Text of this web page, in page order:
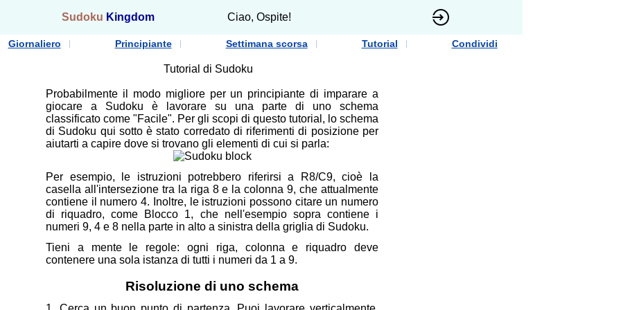
Sudoku Kingdom Ciao, Ospite!
Giornaliero Principiante Settimana scorsa Tutorial Condividi
Tutorial di Sudoku
Probabilmente il modo migliore per un principiante di imparare a
giocare a Sudoku è lavorare su una parte di uno schema
classificato come "Facile". Per gli scopi di questo tutorial, lo schema
di Sudoku qui sotto è stato corredato di riferimenti di posizione per
aiutarti a capire dove si trovano gli elementi di cui si parla:
Per esempio, le istruzioni potrebbero riferirsi a R8/C9, cioè la
casella all'intersezione tra la riga 8 e la colonna 9, che attualmente
contiene il numero 4. Inoltre, le istruzioni possono citare un numero
di riquadro, come Blocco 1, che nell'esempio sopra contiene i
numeri 9, 4 e 8 nella parte in alto a sinistra della griglia di Sudoku.
Tieni a mente le regole: ogni riga, colonna e riquadro deve
contenere una sola istanza di tutti i numeri da 1 a 9.
Risoluzione di uno schema